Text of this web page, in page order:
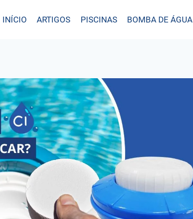
INÍCIO ARTIGOS PISCINAS BOMBA DE ÁGUA